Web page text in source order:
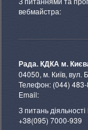
вебмайстра:
Рада. КДКА м.
04050, м. Київ, вул.
Телефон: (044)
Email:
З питань
+38(095) 7000-939